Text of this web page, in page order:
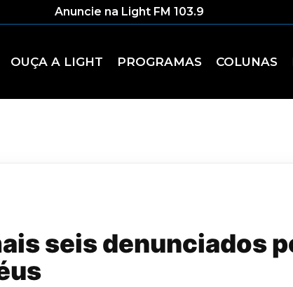
Anuncie na Light FM 103.9
OUÇA A LIGHT PROGRAMAS COLUNAS
seis denunciados